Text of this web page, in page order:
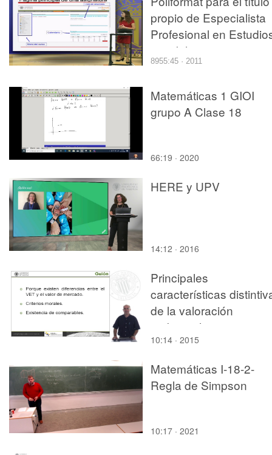
propio de Especialista
Profesional en
inmobiliarios
8955:45 · 2011
Matemáticas 1 GIOI
grupo A Clase 18
66:19 · 2020
HERE y UPV
14:12 · 2016
Principales
características
de la valoración
ambiental
10:14 · 2015
Matemáticas I-18-2-
Regla de Simpson
10:17 · 2021